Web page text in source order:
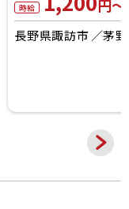
金属部品・プレス機
／履歴書不要
1,200